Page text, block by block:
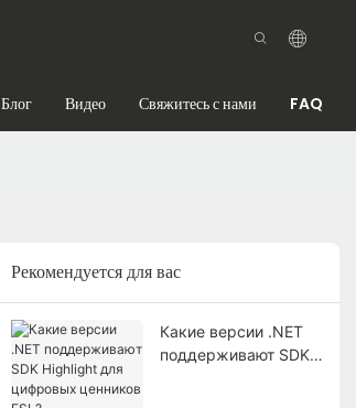
Блог Видео Свяжитесь с нами FAQ
Рекомендуется для вас
Какие версии .NET
поддерживают SDK